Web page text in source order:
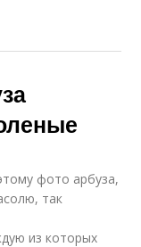
фото арбуза,
так
из которых